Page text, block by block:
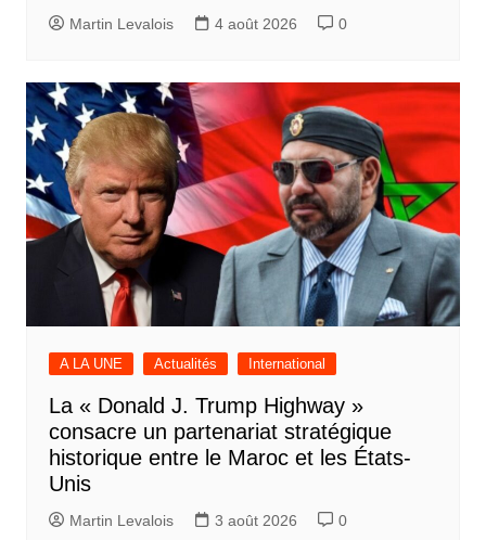
Martin Levalois 4 août 2026 0
A LA UNE Actualités International
La « Donald J. Trump Highway »
consacre un partenariat stratégique
historique entre le Maroc et les États-
Unis
Martin Levalois 3 août 2026 0